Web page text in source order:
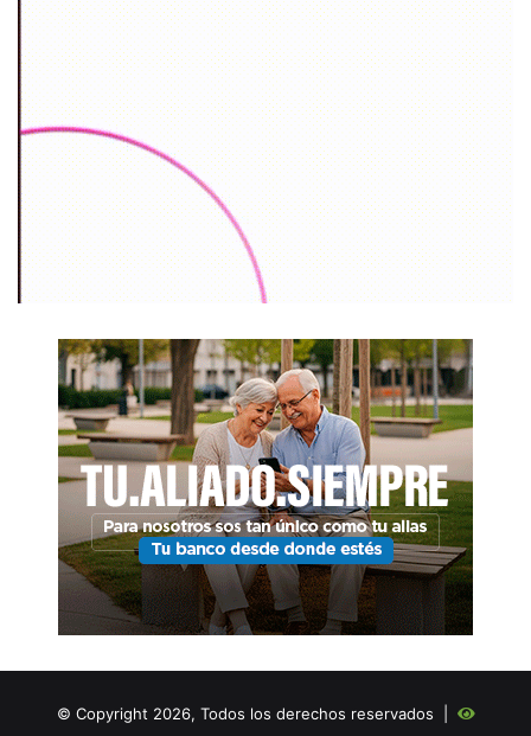
© Copyright 2026, Todos los derechos reservados |